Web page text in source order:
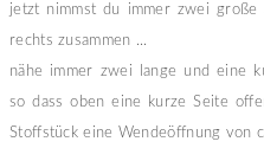
jetzt nimmst du immer zwei
rechts zusammen ...
nähe immer zwei lange und eine
so dass oben eine kurze Seite
Stoffstück eine Wendeöffnung von